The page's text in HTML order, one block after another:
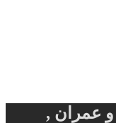
عمران ,